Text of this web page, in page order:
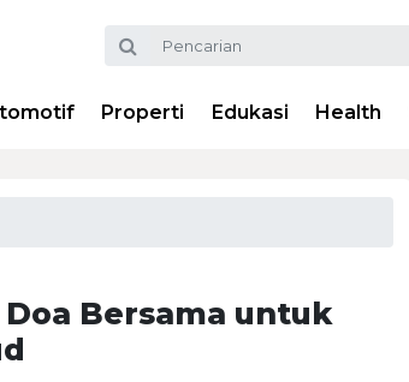
Properti Edukasi Health
Bersama untuk